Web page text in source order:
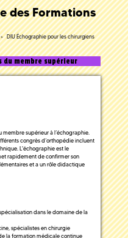
des Formations
DIU Échographie pour les chirurgiens
du membre supérieur
supérieur à l’échographie.
congrès d’orthopédie incluent
L'échographie est le
rapidement de confirmer son
et a un rôle didactique
dans le domaine de la
spécialistes en chirurgie
la formation médicale continue